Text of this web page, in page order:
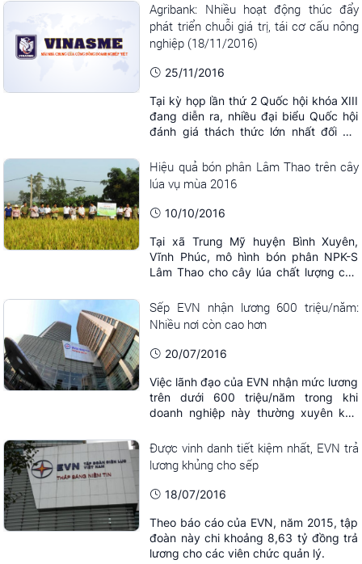
chiến trường miền Nam.
Agribank: Nhiều hoạt động thúc đẩy
phát triển chuỗi giá trị, tái cơ cấu nông
nghiệp (18/11/2016)
25/11/2016
Tại kỳ họp lần thứ 2 Quốc hội khóa XIII
đang diễn ra, nhiều đại biểu Quốc hội
đánh giá thách thức lớn nhất đối với
cấu nông nghiệp, bởi nông nghiệp
nước ta hiện nay vừa phải đối mặt với
nhiều rủi ro về biến đổi khí hậu, bên
cạnh nhiều rủi ro về thị trường, ...
Hiệu quả bón phân Lâm Thao trên cây
lúa vụ mùa 2016
10/10/2016
Tại xã Trung Mỹ huyện Bình Xuyên,
Vĩnh Phúc, mô hình bón phân NPK-S
Lâm Thao cho cây lúa chất lượng cao
mang lại năng suất 2,2 tạ/sào, một con
số hết sức ấn tượng.
Sếp EVN nhận lương 600 triệu/năm:
Nhiều nơi còn cao hơn
20/07/2016
Việc lãnh đạo của EVN nhận mức lương
trên dưới 600 triệu/năm trong khi
doanh nghiệp này thường xuyên kêu
Được vinh danh tiết kiệm nhất, EVN trả
lương khủng cho sếp
18/07/2016
Theo báo cáo của EVN, năm 2015, tập
đoàn này chi khoảng 8,63 tỷ đồng trả
lương cho các viên chức quản lý.